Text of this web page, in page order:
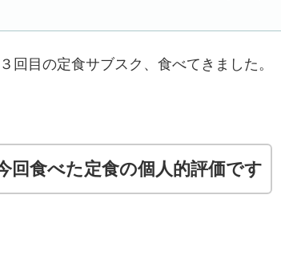
回目の定食サブスク、食べてきました。
回食べた定食の個人的評価です